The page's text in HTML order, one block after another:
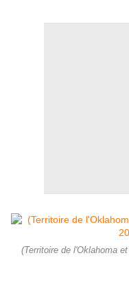
(Territoire de l'Oklahoma